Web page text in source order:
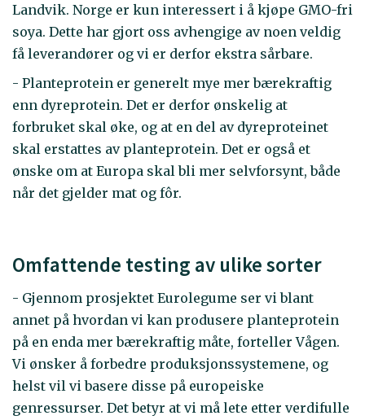
Landvik. Norge er kun interessert i å kjøpe GMO-fri
soya. Dette har gjort oss avhengige av noen veldig
få leverandører og vi er derfor ekstra sårbare.
- Planteprotein er generelt mye mer bærekraftig
enn dyreprotein. Det er derfor ønskelig at
forbruket skal øke, og at en del av dyreproteinet
skal erstattes av planteprotein. Det er også et
ønske om at Europa skal bli mer selvforsynt, både
når det gjelder mat og fôr.
Omfattende testing av ulike sorter
- Gjennom prosjektet Eurolegume ser vi blant
annet på hvordan vi kan produsere planteprotein
på en enda mer bærekraftig måte, forteller Vågen.
Vi ønsker å forbedre produksjonssystemene, og
helst vil vi basere disse på europeiske
genressurser. Det betyr at vi må lete etter verdifulle